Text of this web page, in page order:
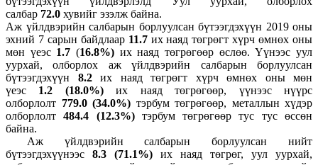
салбар 72.0 хувийг эзэлж байна.
Аж үйлдвэрийн салбарын борлуулсан бүтээгдэхүүн 2019 оны
эхний 7 сарын байдлаар 11.7 их наяд төгрөгт хүрч өмнөх оны
мөн үеэс 1.7(16.8%) их наяд төгрөгөөр өслөө. Үүнээс уул
уурхай, олборлох аж үйлдвэрийн салбарын борлуулсан
бүтээгдэхүүн 8.2их наяд төгрөгт хүрч өмнөх оны мөн
үеэс 1.2 (18.0%)их наяд төгрөгөөр, үүнээс нүүрс
олборлолт 779.0 (34.0%) тэрбум төгрөгөөр, металлын хүдэр
олборлолт484.4 (12.3%) тэрбум төгрөгөөр тус тус өссөн
байна.
Аж үйлдвэрийн салбарын борлуулсан нийт
бүтээгдэхүүнээс 8.3 (71.1%) их наяд төгрөг, уул уурхай,